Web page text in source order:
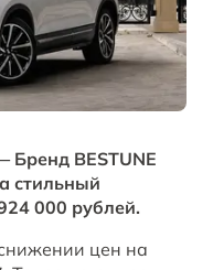
2 294 000 ₽*
1 798 000 ₽*
Бренд BESTUNE
стильный
000 рублей.
цен на